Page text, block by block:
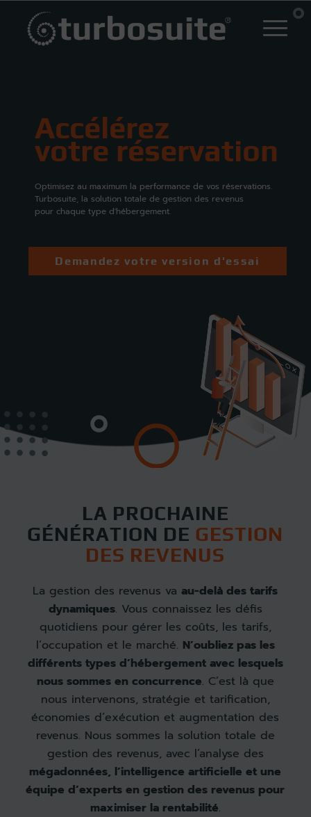
Accélérez
votre réservation
Optimisez au maximum la performance de vos réservations.
Turbosuite, la solution totale de gestion des revenus
pour chaque type d'hébergement.
Demandez votre version d'essai
LA PROCHAINE
GÉNÉRATION DE GESTION
DES REVENUS
La gestion des revenus vaau-delà des tarifs
dynamiques. Vous connaissez les défis
quotidiens pour gérer les coûts, les tarifs,
l’occupation et le marché. N’oubliez pas les
différents types d’hébergement avec lesquels
nous sommes en concurrence. C’est là que
nous intervenons, stratégie et tarification,
économies d’exécution et augmentation des
revenus. Nous sommes la solution totale de
gestion des revenus, avec l’analyse des
mégadonnées, l’intelligence artificielle et une
équipe d’experts en gestion des revenus pour
maximiser la rentabilité.